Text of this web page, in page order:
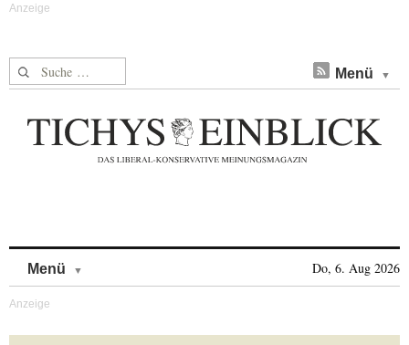
Suche nach: Menü
Menü Do, 6. Aug 2026